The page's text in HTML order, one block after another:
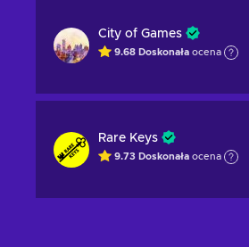
City of Games
9.68 Doskonała ocena
Rare Keys
9.73 Doskonała ocena